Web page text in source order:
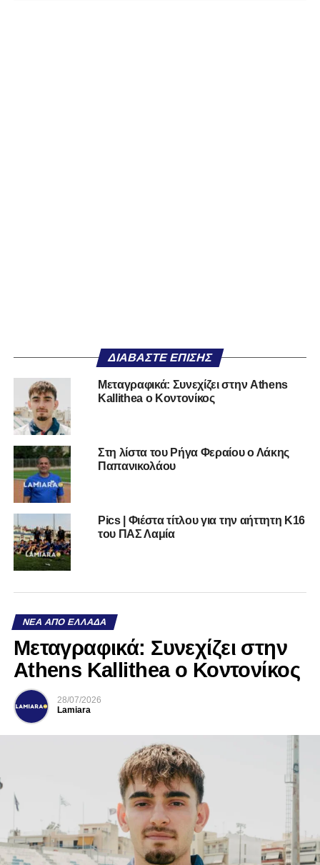
ΔΙΑΒΆΣΤΕ ΕΠΊΣΗΣ
Mεταγραφικά: Συνεχίζει στην Athens
Kallithea ο Κοντονίκος
Στη λίστα του Ρήγα Φεραίου ο Λάκης
Παπανικολάου
Pics | Φιέστα τίτλου για την αήττητη Κ16
του ΠΑΣ Λαμία
ΝΈΑ ΑΠΌ ΕΛΛΆΔΑ
Mεταγραφικά: Συνεχίζει στην
Athens Kallithea ο Κοντονίκος
28/07/2026
Lamiara